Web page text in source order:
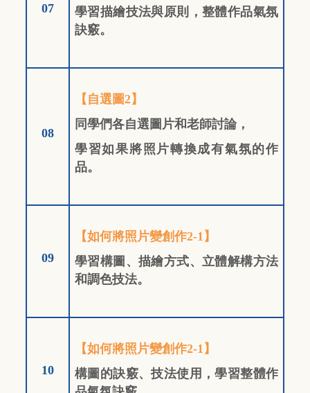
07
學習描繪技法與原則，整體作品氣氛
訣竅。
08
【自選圖2】
同學們各自選圖片和老師討論，
學習如果將照片轉換成有氣氛的作
品。
09
【如何將照片變創作2-1】
學習構圖、描繪方式、立體解構方法
和調色技法。
10
【如何將照片變創作2-1】
構圖的訣竅、技法使用，學習整體作